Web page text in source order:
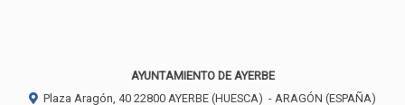
AYUNTAMIENTO DE AYERBE
Plaza Aragón, 40 22800 AYERBE (HUESCA) - ARAGÓN (ESPAÑA)